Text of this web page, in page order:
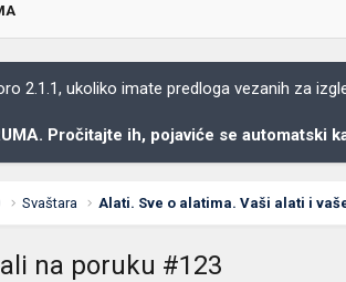
2.1.1, ukoliko imate predloga vezanih za
Pročitajte ih, pojaviće se automatski
Svaštara Alati. Sve o alatima. Vaši alati i
na poruku #123